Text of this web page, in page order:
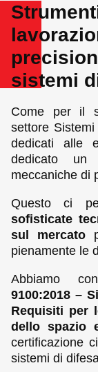
sistemi
Come per il
settore
dedicati alle
dedicato un
meccaniche di
Questo ci
sofisticate
sul mercato
pienamente le
Abbiamo
9100:2018 –
Requisiti per
dello spazio
certificazione
sistemi di